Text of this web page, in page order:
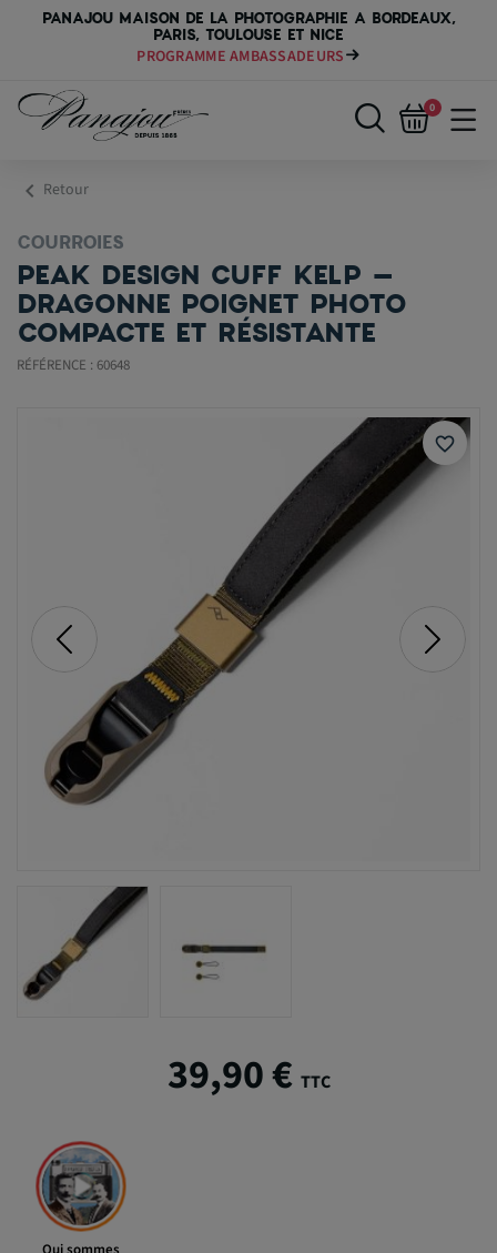
PANAJOU MAISON DE LA PHOTOGRAPHIE A BORDEAUX,
PARIS, TOULOUSE ET NICE
PAYER VOTRE MATÉRIEL JUSQU'EN 84 FOIS
0
chevron_left Retour
COURROIES
PEAK DESIGN CUFF KELP –
DRAGONNE POIGNET PHOTO
COMPACTE ET RÉSISTANTE
RÉFÉRENCE : 60648
favorite_border
39,90 € TTC